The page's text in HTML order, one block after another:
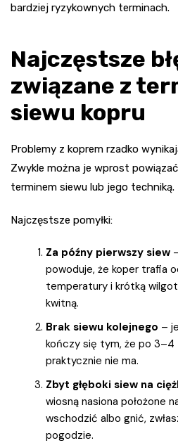
bardziej ryzykownych terminach.
Najczęstsze
związane z
siewu kopru
Problemy z koprem rzadko
Zwykle można je wprost
terminem siewu lub jego techniką.
Najczęstsze pomyłki:
Za późny pierwszy siew
powoduje, że koper trafia
temperatury i krótką
kwitną.
Brak siewu kolejnego –
kończy się tym, że po 3–4
praktycznie nie ma.
Zbyt głęboki siew na
wiosną nasiona położone
wschodzić albo gnić,
pogodzie.